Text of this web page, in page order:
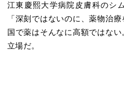
江東慶熙大学病院皮膚科のシ
「深刻ではないのに、薬物治
国で薬はそんなに高額ではな
立場だ。